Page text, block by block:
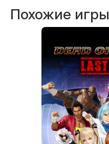
Похожие игры